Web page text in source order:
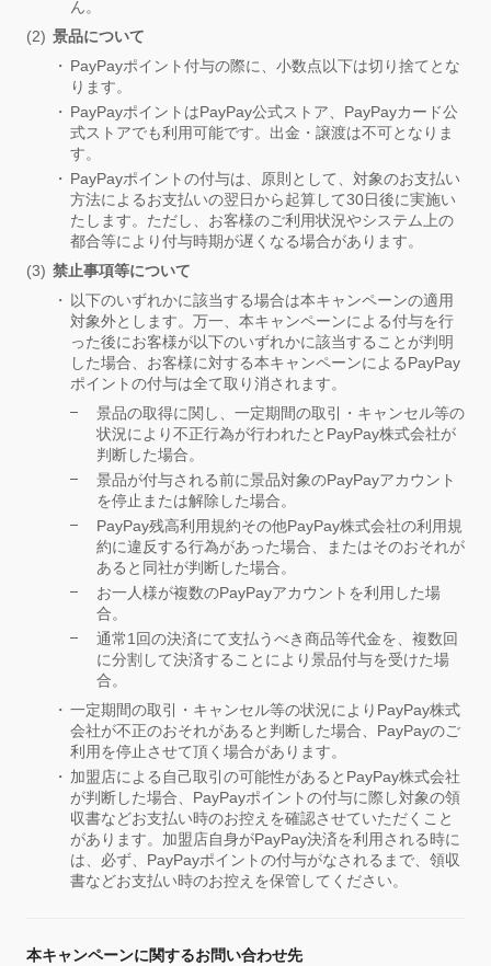
ん。
景品について
PayPayポイント付与の際に、小数点以下は切り捨てとな
ります。
PayPayポイントはPayPay公式ストア、PayPayカード公
式ストアでも利用可能です。出金・譲渡は不可となりま
す。
PayPayポイントの付与は、原則として、対象のお支払い
方法によるお支払いの翌日から起算して30日後に実施い
たします。ただし、お客様のご利用状況やシステム上の
都合等により付与時期が遅くなる場合があります。
禁止事項等について
以下のいずれかに該当する場合は本キャンペーンの適用
対象外とします。万一、本キャンペーンによる付与を行
った後にお客様が以下のいずれかに該当することが判明
した場合、お客様に対する本キャンペーンによるPayPay
ポイントの付与は全て取り消されます。
景品の取得に関し、一定期間の取引・キャンセル等の
状況により不正行為が行われたとPayPay株式会社が
判断した場合。
景品が付与される前に景品対象のPayPayアカウント
を停止または解除した場合。
PayPay残高利用規約その他PayPay株式会社の利用規
約に違反する行為があった場合、またはそのおそれが
あると同社が判断した場合。
お一人様が複数のPayPayアカウントを利用した場
合。
通常1回の決済にて支払うべき商品等代金を、複数回
に分割して決済することにより景品付与を受けた場
合。
一定期間の取引・キャンセル等の状況によりPayPay株式
会社が不正のおそれがあると判断した場合、PayPayのご
利用を停止させて頂く場合があります。
加盟店による自己取引の可能性があるとPayPay株式会社
が判断した場合、PayPayポイントの付与に際し対象の領
収書などお支払い時のお控えを確認させていただくこと
があります。加盟店自身がPayPay決済を利用される時に
は、必ず、PayPayポイントの付与がなされるまで、領収
書などお支払い時のお控えを保管してください。
本キャンペーンに関するお問い合わせ先